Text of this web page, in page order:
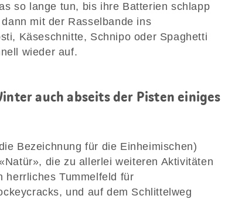
so lange tun, bis ihre Batterien schlapp
mit der Rasselbande ins
Käseschnitte, Schnipo oder Spaghetti
wieder auf.
auch abseits der Pisten einiges
Bezeichnung für die Einheimischen)
die zu allerlei weiteren Aktivitäten
herrliches Tummelfeld für
und auf dem Schlittelweg